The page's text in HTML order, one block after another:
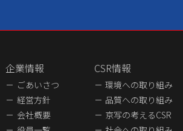
企業情報
ごあいさつ
経営方針
会社概要
CSR情報
環境への取り組み
品質への取り組み
京写の考えるCSR